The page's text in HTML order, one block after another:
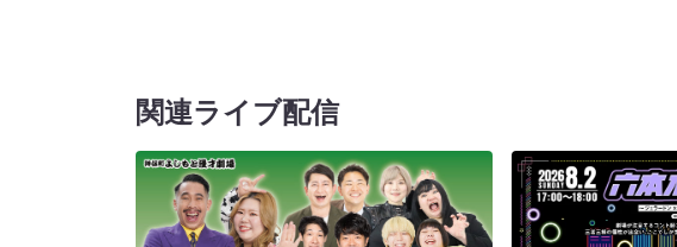
関連ライブ配信